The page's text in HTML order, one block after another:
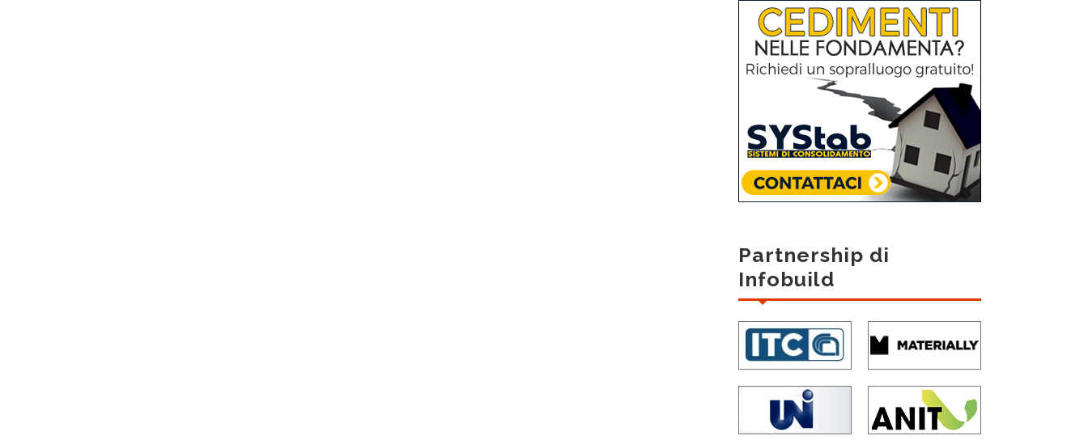
Partnership di
Infobuild